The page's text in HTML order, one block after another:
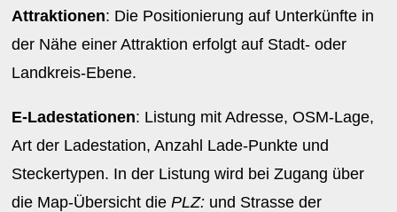
Attraktionen: Die Positionierung auf Unterkünfte in
der Nähe einer Attraktion erfolgt auf Stadt- oder
Landkreis-Ebene.
E-Ladestationen: Listung mit Adresse, OSM-Lage,
Art der Ladestation, Anzahl Lade-Punkte und
Steckertypen. In der Listung wird bei Zugang über
die Map-Übersicht diePLZ: und Strasse der